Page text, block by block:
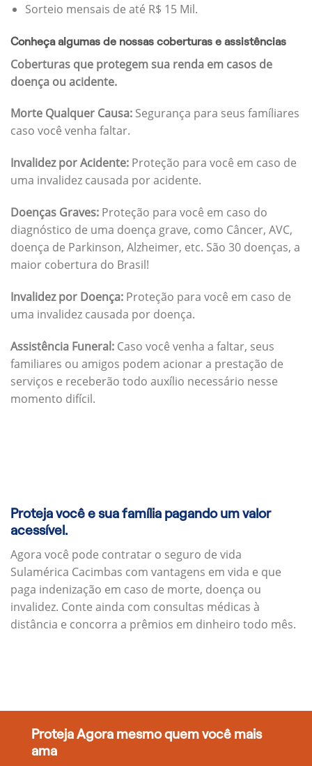
Sorteio mensais de até R$ 15 Mil.
Conheça algumas de nossas coberturas e assistências
Coberturas que protegem sua renda em casos de
doença ou acidente.
Morte Qualquer Causa: Segurança para seus famíliares
caso você venha faltar.
Invalidez por Acidente: Proteção para você em caso de
uma invalidez causada por acidente.
Doenças Graves: Proteção para você em caso do
diagnóstico de uma doença grave, como Câncer, AVC,
doença de Parkinson, Alzheimer, etc. São 30 doenças, a
maior cobertura do Brasil!
Invalidez por Doença: Proteção para você em caso de
uma invalidez causada por doença.
Assistência Funeral: Caso você venha a faltar, seus
familiares ou amigos podem acionar a prestação de
serviços e receberão todo auxílio necessário nesse
momento difícil.
Proteja você e sua família pagando um valor
acessível.
Agora você pode contratar o seguro de vida
Sulamérica Cacimbas com vantagens em vida e que
paga indenização em caso de morte, doença ou
invalidez. Conte ainda com consultas médicas à
distância e concorra a prêmios em dinheiro todo mês.
Proteja Agora mesmo quem você mais
ama